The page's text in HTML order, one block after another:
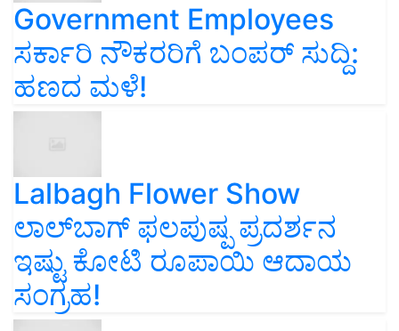
Government Employees
ಸರ್ಕಾರಿ ನೌಕರರಿಗೆ ಬಂಪರ್‌ ಸುದ್ದಿ:
ಹಣದ ಮಳೆ!
Lalbagh Flower Show
ಲಾಲ್‌ಬಾಗ್ ಫಲಪುಷ್ಪ ಪ್ರದರ್ಶನ
ಇಷ್ಟು ಕೋಟಿ ರೂಪಾಯಿ ಆದಾಯ
ಸಂಗ್ರಹ!